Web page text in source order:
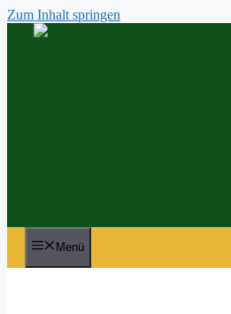
Zum Inhalt springen
Menü